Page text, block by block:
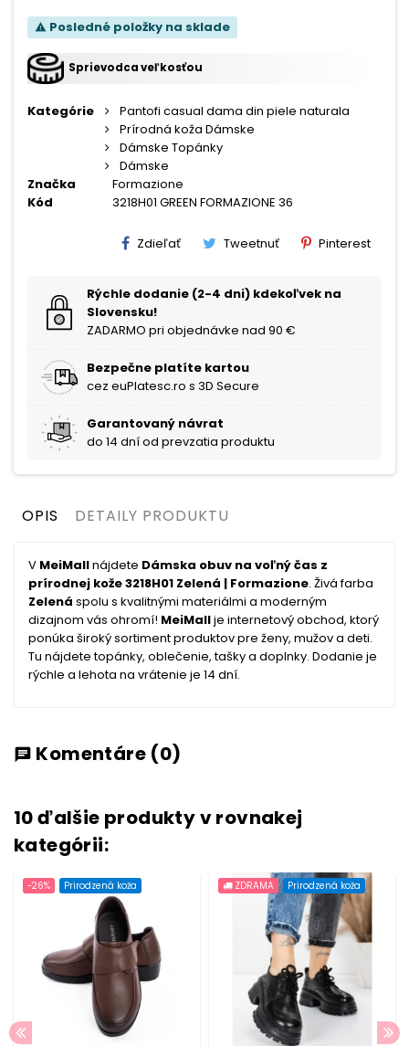
warning Posledné položky na sklade
Sprievodca veľkosťou
Kategórie
Pantofi casual dama din piele naturala
Prírodná koža Dámske
Dámske Topánky
Dámske
Značka
Formazione
Kód
3218H01 GREEN FORMAZIONE 36
Zdieľať Tweetnuť Pinterest
Rýchle dodanie (2-4 dni) kdekoľvek na
Slovensku!
ZADARMO pri objednávke nad 90 €
Bezpečne platíte kartou
cez euPlatesc.ro s 3D Secure
Garantovaný návrat
do 14 dní od prevzatia produktu
OPIS DETAILY PRODUKTU
V MeiMallnájdete Dámska obuv na voľný čas z
prírodnej kože 3218H01 Zelená | Formazione. Živá farba
Zelená spolu s kvalitnými materiálmi a moderným
dizajnom vás ohromí! MeiMallje internetový obchod, ktorý
ponúka široký sortiment produktov pre ženy, mužov a deti.
Tu nájdete topánky, oblečenie, tašky a doplnky. Dodanie je
rýchle a lehota na vrátenie je 14 dní.
chat Komentáre (0)
10 ďalšie produkty v rovnakej
kategórii:
-26% Prirodzená koža ZDRAMA Prirodzená koža